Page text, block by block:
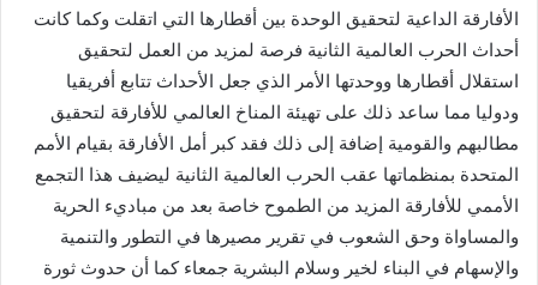
الأفارقة الداعية لتحقيق الوحدة بين أقطارها التي اتقلت وكما كانت
أحداث الحرب العالمية الثانية فرصة لمزيد من العمل لتحقيق
استقلال أقطارها ووحدتها الأمر الذي جعل الأحداث تتابع أفريقيا
ودوليا مما ساعد ذلك على تهيئة المناخ العالمي للأفارقة لتحقيق
مطالبهم والقومية إضافة إلى ذلك فقد كبر أمل الأفارقة بقيام الأمم
المتحدة بمنظماتها عقب الحرب العالمية الثانية ليضيف هذا التجمع
الأممي للأفارقة المزيد من الطموح خاصة بعد من مباديء الحرية
والمساواة وحق الشعوب في تقرير مصيرها في التطور والتنمية
والإسهام في البناء لخير وسلام البشرية جمعاء كما أن حدوث ثورة